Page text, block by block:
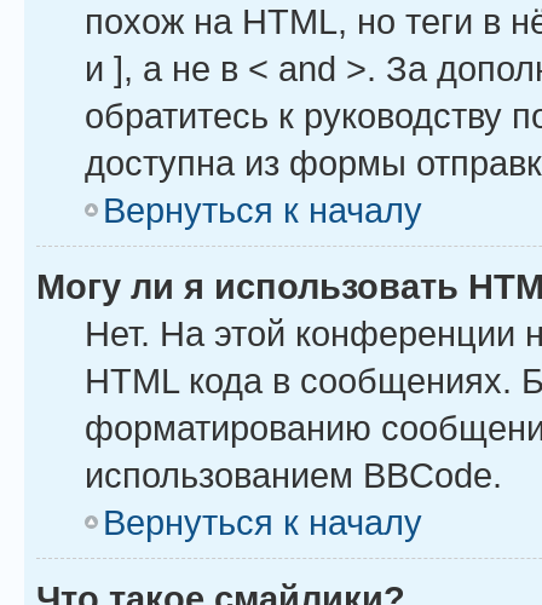
похож на HTML, но теги в
и ], а не в < and >. За
обратитесь к руководству
доступна из формы
Вернуться к началу
Могу ли я использовать
Нет. На этой конференции
HTML кода в сообщениях.
форматированию
использованием BBCode.
Вернуться к началу